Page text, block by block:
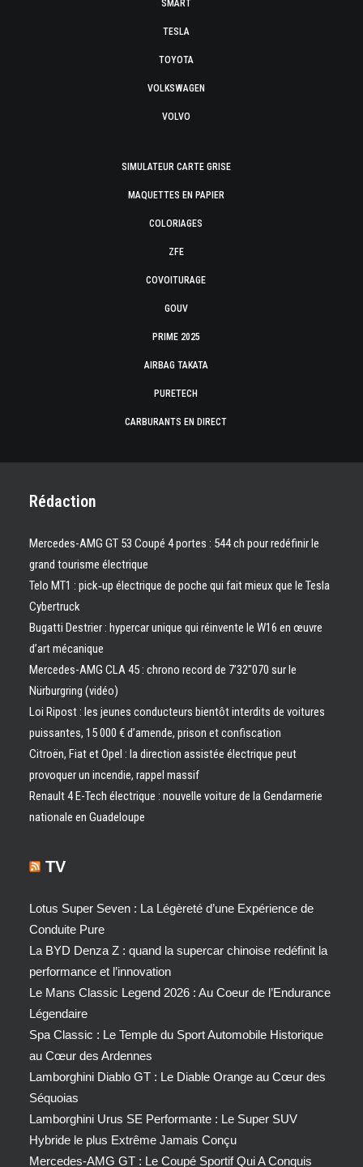
SMART
TESLA
TOYOTA
VOLKSWAGEN
VOLVO
SIMULATEUR CARTE GRISE
MAQUETTES EN PAPIER
COLORIAGES
ZFE
COVOITURAGE
GOUV
PRIME 2025
AIRBAG TAKATA
PURETECH
CARBURANTS EN DIRECT
Rédaction
Mercedes-AMG GT 53 Coupé 4 portes : 544 ch pour redéfinir le
grand tourisme électrique
Telo MT1 : pick‑up électrique de poche qui fait mieux que le Tesla
Cybertruck
Bugatti Destrier : hypercar unique qui réinvente le W16 en œuvre
d’art mécanique
Mercedes-AMG CLA 45 : chrono record de 7’32″070 sur le
Nürburgring (vidéo)
Loi Ripost : les jeunes conducteurs bientôt interdits de voitures
puissantes, 15 000 € d’amende, prison et confiscation
Citroën, Fiat et Opel : la direction assistée électrique peut
provoquer un incendie, rappel massif
Renault 4 E-Tech électrique : nouvelle voiture de la Gendarmerie
nationale en Guadeloupe
TV
Lotus Super Seven : La Légèreté d’une Expérience de
Conduite Pure
La BYD Denza Z : quand la supercar chinoise redéfinit la
performance et l’innovation
Le Mans Classic Legend 2026 : Au Coeur de l’Endurance
Légendaire
Spa Classic : Le Temple du Sport Automobile Historique
au Cœur des Ardennes
Lamborghini Diablo GT : Le Diable Orange au Cœur des
Séquoias
Lamborghini Urus SE Performante : Le Super SUV
Hybride le plus Extrême Jamais Conçu
Mercedes-AMG GT : Le Coupé Sportif Qui A Conquis